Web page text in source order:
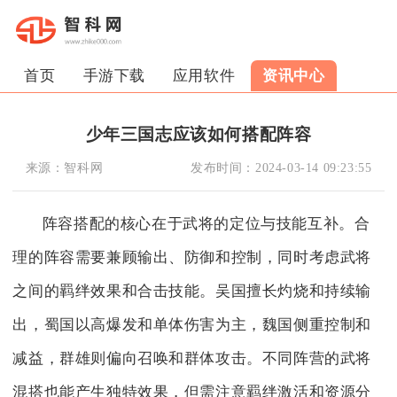
首页 手游下载 应用软件 资讯中心
少年三国志应该如何搭配阵容
来源： 智科网 发布时间： 2024-03-14 09:23:55
阵容搭配的核心在于武将的定位与技能互补。合
理的阵容需要兼顾输出、防御和控制，同时考虑武将
之间的羁绊效果和合击技能。吴国擅长灼烧和持续输
出，蜀国以高爆发和单体伤害为主，魏国侧重控制和
减益，群雄则偏向召唤和群体攻击。不同阵营的武将
混搭也能产生独特效果，但需注意羁绊激活和资源分